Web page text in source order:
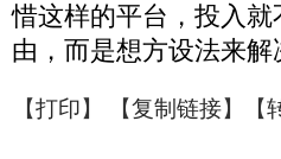
惜这样的平台，投入
由，而是想方设法来解
【打印】 【复制链接】【